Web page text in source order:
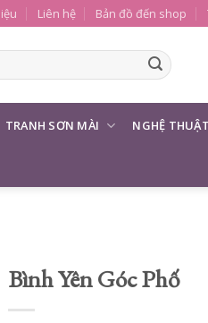
Liên hệ Bản đồ đến shop
TRANH SƠN MÀI NGHỆ THUẬT
Bình Yên Góc Phố